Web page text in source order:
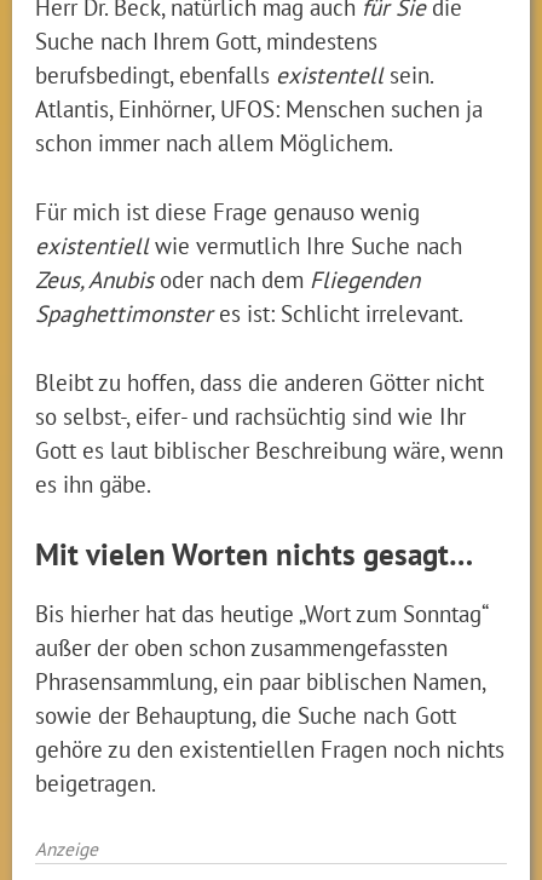
Herr Dr. Beck, natürlich mag auch für Sie die
Suche nach Ihrem Gott, mindestens
berufsbedingt, ebenfalls existentell sein.
Atlantis, Einhörner, UFOS: Menschen suchen ja
schon immer nach allem Möglichem.
Für mich ist diese Frage genauso wenig
existentiellwie vermutlich Ihre Suche nach
Zeus, Anubisoder nach dem Fliegenden
Spaghettimonsteres ist: Schlicht irrelevant.
Bleibt zu hoffen, dass die anderen Götter nicht
so selbst-, eifer- und rachsüchtig sind wie Ihr
Gott es laut biblischer Beschreibung wäre, wenn
es ihn gäbe.
Mit vielen Worten nichts gesagt…
Bis hierher hat das heutige „Wort zum Sonntag“
außer der oben schon zusammengefassten
Phrasensammlung, ein paar biblischen Namen,
sowie der Behauptung, die Suche nach Gott
gehöre zu den existentiellen Fragen noch nichts
beigetragen.
Anzeige